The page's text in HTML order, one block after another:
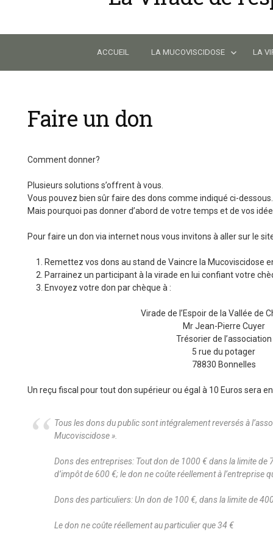
ACCUEIL LA MUCOVISCIDOSE LA
Faire un don
Comment donner?
Plusieurs solutions s’offrent à vous.
Vous pouvez bien sûr faire des dons comme indiqué ci-dessous.
Mais pourquoi pas donner d’abord de votre temps et de vos
Pour faire un don via internet nous vous invitons à aller sur le
Remettez vos dons au stand de Vaincre la Mucoviscidose
Parrainez un participant à la virade en lui confiant votre
Envoyez votre don par chèque à :
Virade de l’Espoir de la Vallée de
Mr Jean-Pierre Cuyer
Trésorier de l’association
5 rue du potager
78830 Bonnelles
Un reçu fiscal pour tout don supérieur ou égal à 10 Euros sera
Tous les dons du public sont intégralement reversés à
Mucoviscidose ».
Dons des entreprises: Tout don de 1000 € dans la limite de
d’impôt de 600 €; le don ne coûte réellement à l’entreprise
Dons des particuliers: Un don de 100 €, dans la limite de
Le don ne coûte réellement au particulier que 34 €